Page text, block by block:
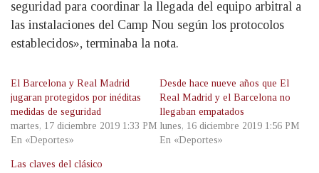
seguridad para coordinar la llegada del equipo arbitral a
las instalaciones del Camp Nou según los protocolos
establecidos», terminaba la nota.
El Barcelona y Real Madrid
jugaran protegidos por inéditas
medidas de seguridad
martes, 17 diciembre 2019 1:33 PM
En «Deportes»
Desde hace nueve años que El
Real Madrid y el Barcelona no
llegaban empatados
lunes, 16 diciembre 2019 1:56 PM
En «Deportes»
Las claves del clásico